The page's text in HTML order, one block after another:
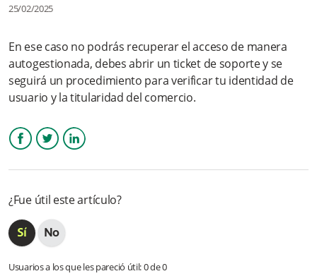
Quiero hacer mi registro a la Plataforma Wompi desde mi
celular. ¿Es Posible?
¿Puedo actualizar mis datos de email y teléfono de registro?
Más información
25/02/2025
En ese caso no podrás recuperar el acceso de manera
autogestionada, debes abrir un ticket de soporte y se
seguirá un procedimiento para verificar tu identidad de
usuario y la titularidad del comercio.
¿Fue útil este artículo?
Usuarios a los que les pareció útil: 0 de 0